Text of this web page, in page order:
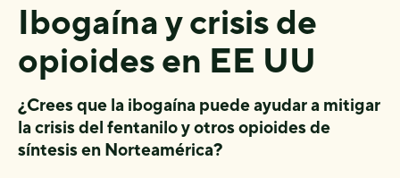
Ibogaína y crisis de
opioides en EE UU
¿Crees que la ibogaína puede ayudar a mitigar
la crisis del fentanilo y otros opioides de
síntesis en Norteamérica?